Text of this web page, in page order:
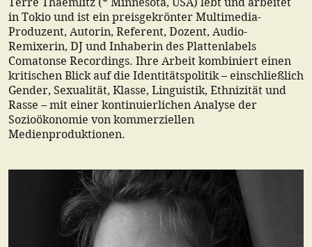
in Tokio und ist ein preisgekrönter Multimedia-
Produzent, Autorin, Referent, Dozent, Audio-
Remixerin, DJ und Inhaberin des Plattenlabels
Comatonse Recordings. Ihre Arbeit kombiniert einen
kritischen Blick auf die Identitätspolitik – einschließlich
Gender, Sexualität, Klasse, Linguistik, Ethnizität und
Rasse – mit einer kontinuierlichen Analyse der
Sozioökonomie von kommerziellen
Medienproduktionen.